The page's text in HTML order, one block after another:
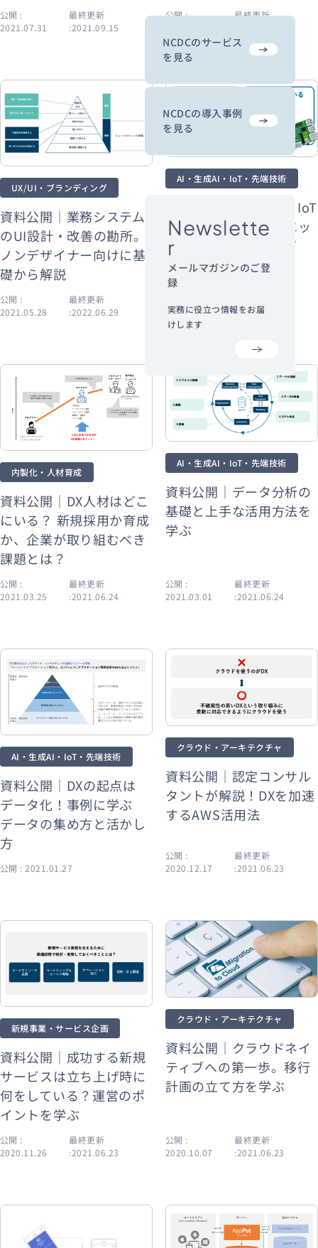
公開 :
2021.07.31
最終更新
:2021.09.15
公開 :
最終更新
UX/UI・ブランディング
資料公開｜業務システム
のUI設計・改善の勘所。
ノンデザイナー向けに基
礎から解説
公開 :
2021.05.28
最終更新
:2022.06.29
AI・生成AI・IoT・先端技術
資料公開｜エッジAI、IoT
の活用事例から学ぶエッ
ジコンピューティング
2021.04.22
:2021.06.24
内製化・人材育成
資料公開｜DX人材はどこ
にいる？ 新規採用か育成
か、企業が取り組むべき
課題とは？
公開 :
2021.03.25
最終更新
:2021.06.24
AI・生成AI・IoT・先端技術
資料公開｜データ分析の
基礎と上手な活用方法を
学ぶ
公開 :
2021.03.01
最終更新
:2021.06.24
AI・生成AI・IoT・先端技術
資料公開｜DXの起点は
データ化！事例に学ぶ
データの集め方と活かし
方
公開 : 2021.01.27
クラウド・アーキテクチャ
資料公開｜認定コンサル
タントが解説！DXを加速
するAWS活用法
公開 :
2020.12.17
最終更新
:2021.06.23
新規事業・サービス企画
資料公開｜成功する新規
サービスは立ち上げ時に
何をしている？運営のポ
イントを学ぶ
公開 :
2020.11.26
最終更新
:2021.06.23
クラウド・アーキテクチャ
資料公開｜クラウドネイ
ティブへの第一歩。移行
計画の立て方を学ぶ
公開 :
2020.10.07
最終更新
:2021.06.23
NCDCのサービス
を見る
NCDCの導入事例
を見る
Newslette
r
メールマガジンのご登
録
実務に役立つ情報をお届
けします